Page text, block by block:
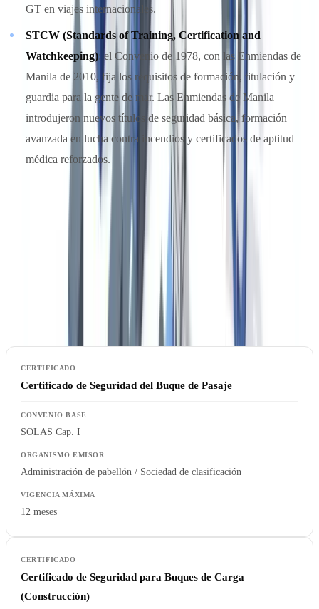
GT en viajes internacionales.
STCW (Standards of Training, Certification and
Watchkeeping): el Convenio de 1978, con las Enmiendas de
Manila de 2010, fija los requisitos de formación, titulación y
guardia para la gente de mar. Las Enmiendas de Manila
introdujeron nuevos títulos de seguridad básica, formación
avanzada en lucha contra incendios y certificados de aptitud
médica reforzados.
Certificados estatutarios obligatorios del buque
Los certificados que debe llevar a bordo un buque de navegación
internacional se clasifican en función del convenio que los ampara.
organismo emisor y la periodicidad de renovación:
Certificado de Seguridad del Buque de Pasaje
SOLAS Cap. I
Administración de pabellón / Sociedad de clasificación
12 meses
Certificado de Seguridad para Buques de Carga
(Construcción)